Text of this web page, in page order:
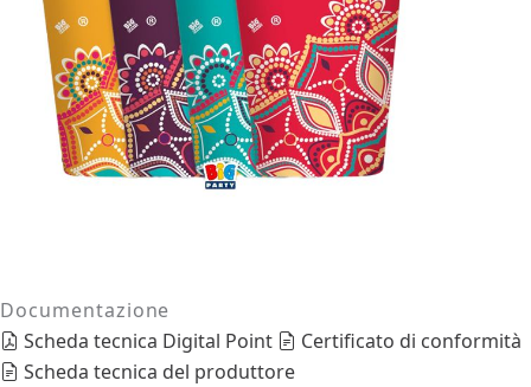
Documentazione
Scheda tecnica Digital Point
Certificato di conformità
Scheda tecnica del produttore